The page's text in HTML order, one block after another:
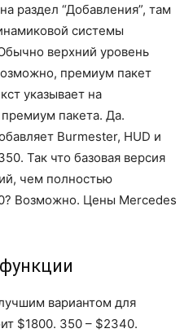
раздел “Добавления”, там
системы
верхний уровень
премиум пакет
указывает на
пакета. Да.
Burmester, HUD и
Так что базовая версия
чем полностью
Возможно. Цены Mercedes
вариантом для
$1800. 350 – $2340.